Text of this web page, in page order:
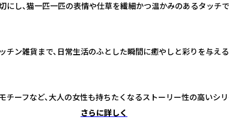
にし、猫一匹一匹の表情や仕草を繊細かつ温かみのあるタッチ
チン雑貨まで、日常生活のふとした瞬間に癒やしと彩りを与え
チーフなど、大人の女性も持ちたくなるストーリー性の高いシ
さらに詳しく